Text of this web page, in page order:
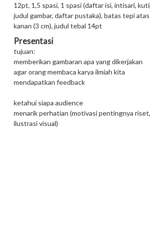
12pt, 1,5 spasi, 1 spasi (daftar isi, intisari,
judul gambar, daftar pustaka), batas tepi
kanan (3 cm), judul tebal 14pt
Presentasi
tujuan:
memberikan gambaran apa yang dikerjakan
agar orang membaca karya ilmiah kita
mendapatkan feedback
ketahui siapa audience
menarik perhatian (motivasi pentingnya
ilustrasi visual)